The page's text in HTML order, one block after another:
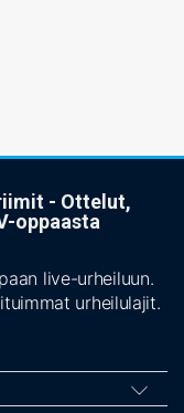
- Ottelut,
oppaasta
live-urheiluun.
urheilulajit.